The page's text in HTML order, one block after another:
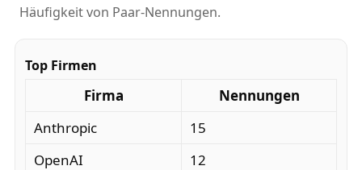
Häufigkeit von Paar-Nennungen.
Top Firmen
Firma
Nennungen
Anthropic
15
OpenAI
12